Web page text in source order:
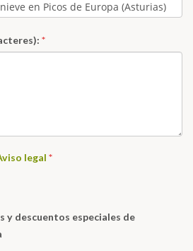
*
legal *
y descuentos especiales de